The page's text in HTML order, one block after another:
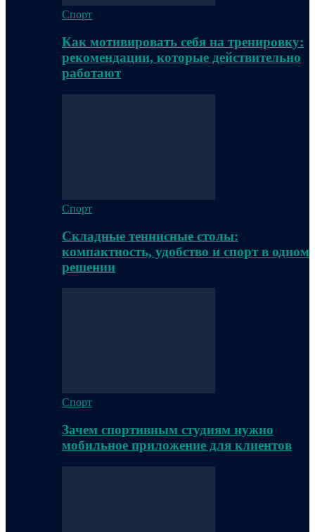
Спорт
Как мотивировать себя на тренировку:
рекомендации, которые действительно
работают
Спорт
Складные теннисные столы:
компактность, удобство и спорт в одном
решении
Спорт
Зачем спортивным студиям нужно
мобильное приложение для клиентов